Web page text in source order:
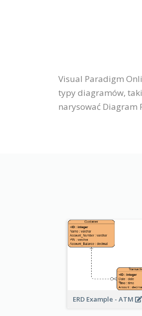
Visual Paradigm
typy diagramów,
narysować Diagram
ERD Example - ATM